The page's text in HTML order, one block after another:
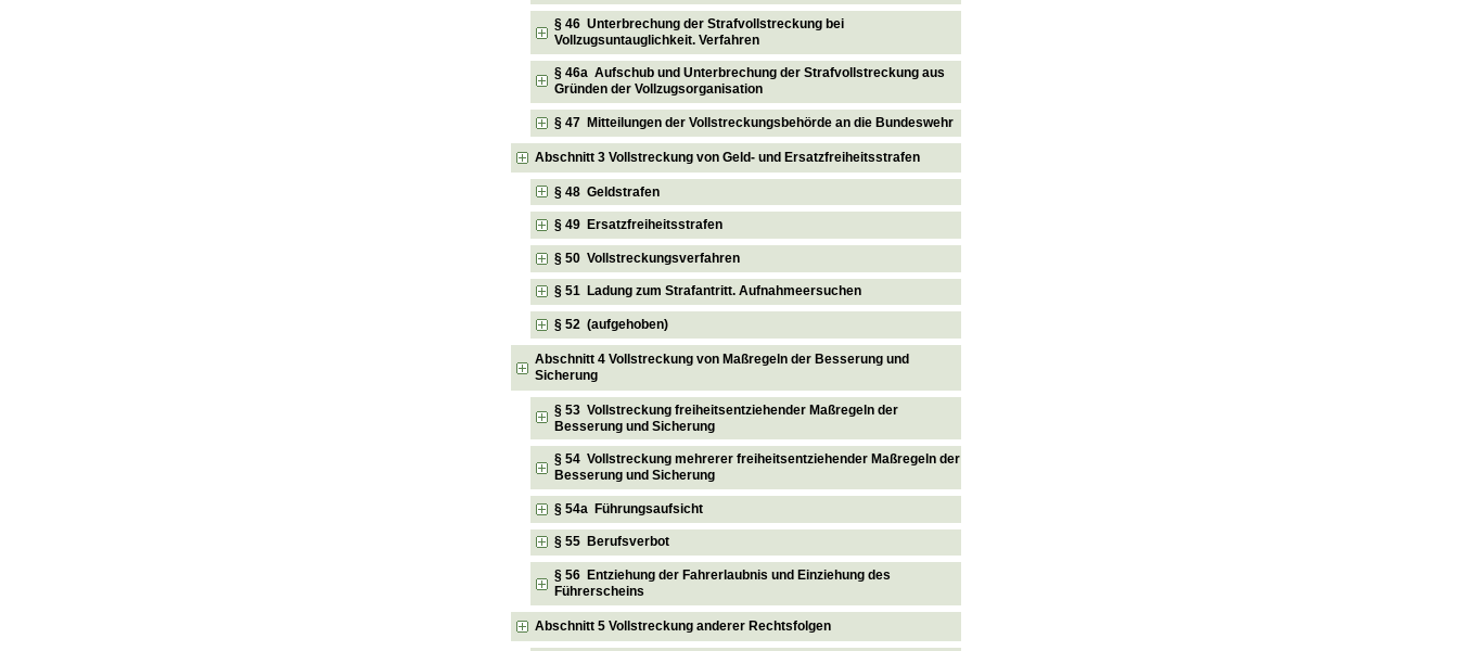
§ 46 Unterbrechung der Strafvollstreckung bei
Vollzugsuntauglichkeit. Verfahren
§ 46a Aufschub und Unterbrechung der Strafvollstreckung aus
Gründen der Vollzugsorganisation
§ 47 Mitteilungen der Vollstreckungsbehörde an die Bundeswehr
Abschnitt 3 Vollstreckung von Geld- und Ersatzfreiheitsstrafen
§ 48 Geldstrafen
§ 49 Ersatzfreiheitsstrafen
§ 50 Vollstreckungsverfahren
§ 51 Ladung zum Strafantritt. Aufnahmeersuchen
§ 52 (aufgehoben)
Abschnitt 4 Vollstreckung von Maßregeln der Besserung und
Sicherung
§ 53 Vollstreckung freiheitsentziehender Maßregeln der
Besserung und Sicherung
§ 54 Vollstreckung mehrerer freiheitsentziehender Maßregeln der
Besserung und Sicherung
§ 54a Führungsaufsicht
§ 55 Berufsverbot
§ 56 Entziehung der Fahrerlaubnis und Einziehung des
Führerscheins
Abschnitt 5 Vollstreckung anderer Rechtsfolgen